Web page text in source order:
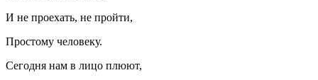
И не проехать, не пройти,
Простому человеку.
Сегодня нам в лицо плюют,